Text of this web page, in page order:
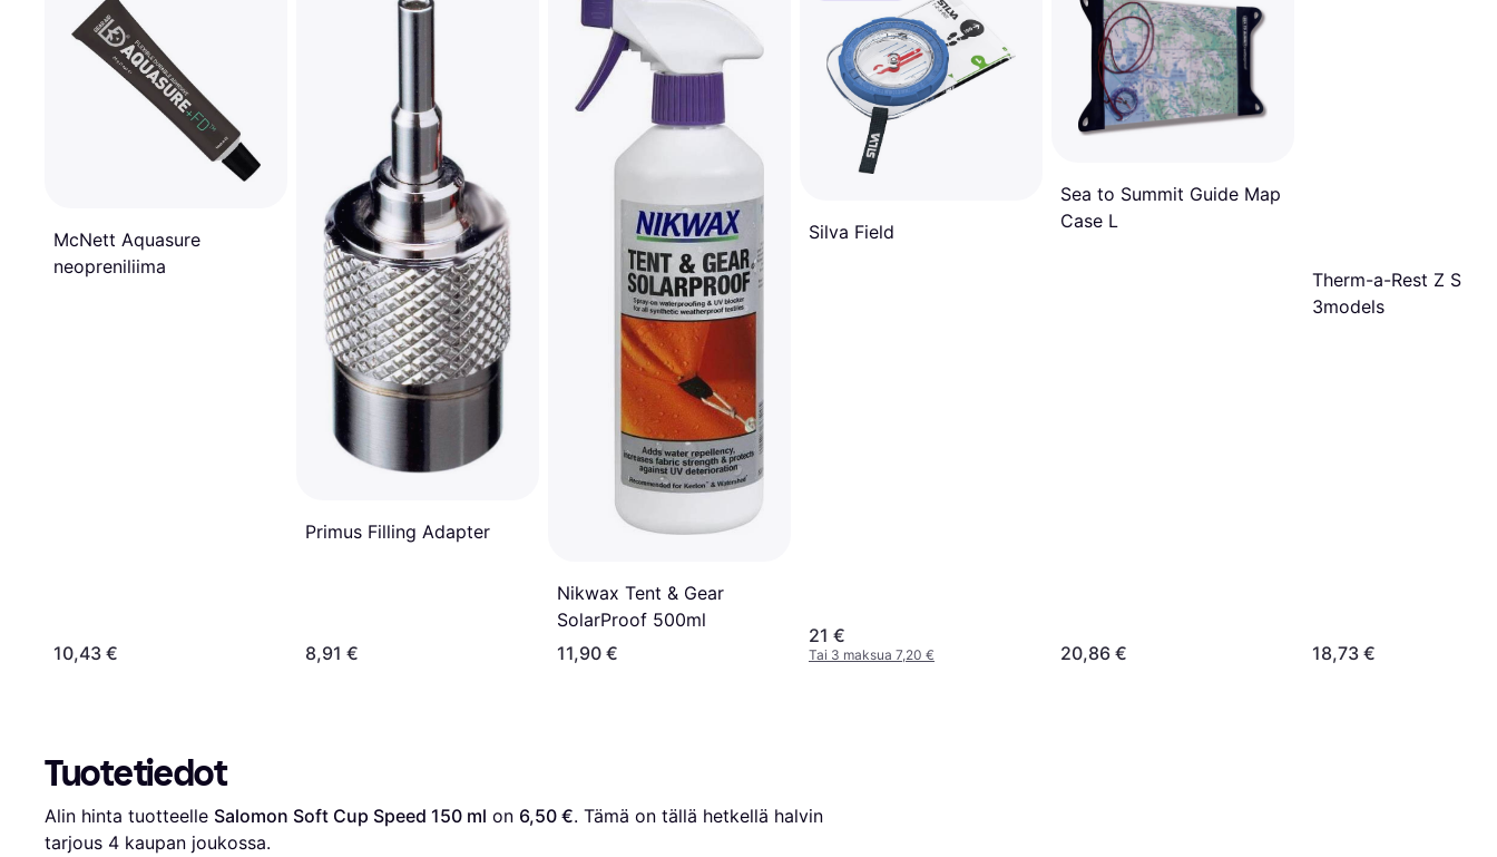
McNett Aquasure
neopreniliima
10,43 €
Primus Filling Adapter
8,91 €
Nikwax Tent & Gear
SolarProof 500ml
11,90 €
Silva Field
21 €
Tai 3 maksua 7,20 €
Sea to Summit Guide Map
Case L
20,86 €
Therm-a-Rest Z Seat
3models
18,73 €
Tuotetiedot
Alin hinta tuotteelle Salomon Soft Cup Speed 150 ml on 6,50 €. Tämä on tällä hetkellä halvin
tarjous 4 kaupan joukossa.